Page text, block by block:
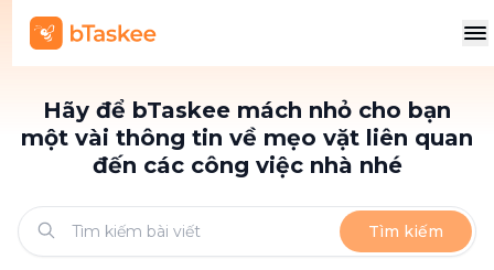
Hãy để bTaskee mách nhỏ cho bạn
một vài thông tin về mẹo vặt liên quan
đến các công việc nhà nhé
Tìm kiếm